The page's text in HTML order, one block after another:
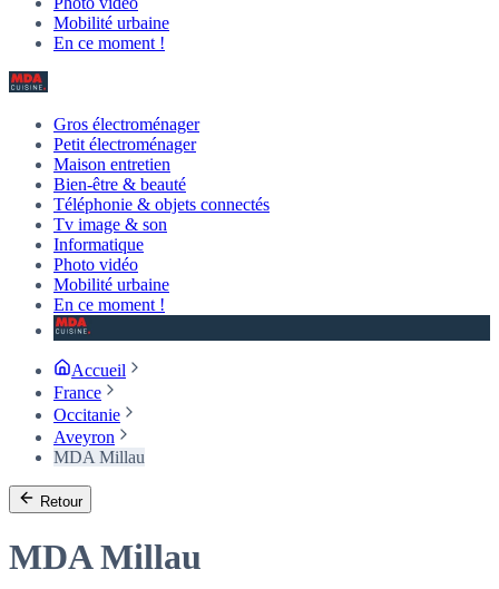
Mobilité urbaine
En ce moment !
Gros électroménager
Petit électroménager
Maison entretien
Bien-être & beauté
Téléphonie & objets connectés
Tv image & son
Informatique
Photo vidéo
Mobilité urbaine
En ce moment !
Accueil
France
Occitanie
Aveyron
MDA Millau
Retour
MDA Millau